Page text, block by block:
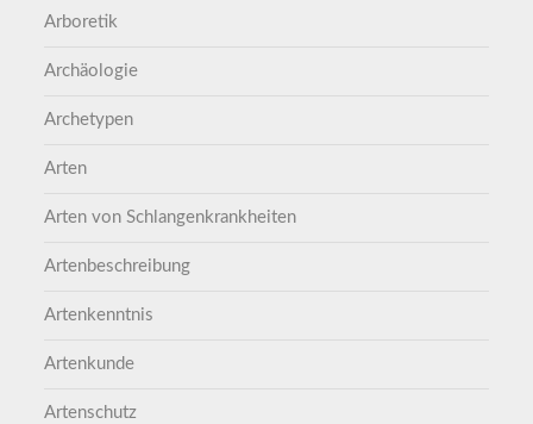
Arboretik
Archäologie
Archetypen
Arten
Arten von Schlangenkrankheiten
Artenbeschreibung
Artenkenntnis
Artenkunde
Artenschutz